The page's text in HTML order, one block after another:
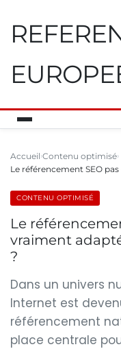
Accueil Contenu optimisé
Le référencement SEO
CONTENU OPTIMISÉ
Le
vraiment
?
Dans un univers
Internet est
référencement
place centrale